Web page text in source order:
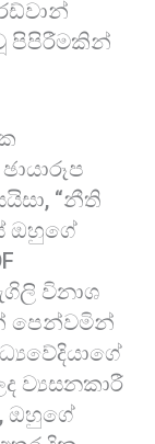
පිපිරීමකින්
“නීති
ඔහුගේ
විනාශ
පෙන්වමින්
ව්‍යසනකාරී
ඔහුගේ